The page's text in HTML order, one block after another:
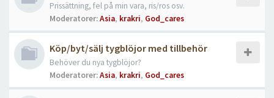
Prissättning, fel på min vara, ris/ros osv.
Moderatorer:Asia, krakri, God_cares
Köp/byt/sälj tygblöjor med tillbehör
Behöver du nya tygblöjor?
Moderatorer:Asia, krakri, God_cares